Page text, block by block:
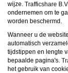
wijze.
ondernemen om te
worden beschermd.
Wanneer u de
automatisch
tijdstippen en lengte
bepaalde pagina's.
het gebruik van